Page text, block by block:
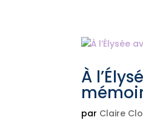
À
par Claire